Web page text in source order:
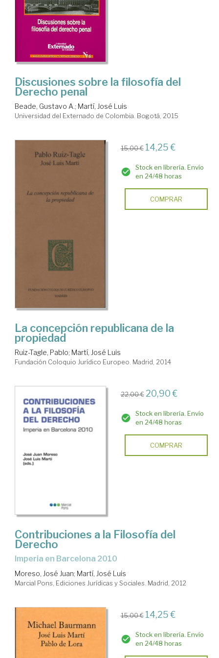
Discusiones sobre la filosofía del
Derecho penal
Beade, Gustavo A.; Martí, José Luis
Universidad del Externado de Colombia. Bogotá, 2015
15,00 € 14,25 €
Stock en librería. Envío
en 24/48 horas
COMPRAR
La concepción republicana de la
propiedad
Ruiz-Tagle, Pablo; Martí, José Luis
Fundación Coloquio Jurídico Europeo. Madrid, 2014
22,00 € 20,90 €
Stock en librería. Envío
en 24/48 horas
COMPRAR
Contribuciones a la Filosofía del
Derecho
Imperia en Barcelona 2010
Moreso, José Juan; Martí, José Luis
Marcial Pons, Ediciones Jurídicas y Sociales. Madrid, 2012
15,00 € 14,25 €
Stock en librería. Envío
en 24/48 horas